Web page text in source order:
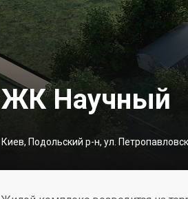
ЖК Научный
Киев, Подольский р-н, ул.